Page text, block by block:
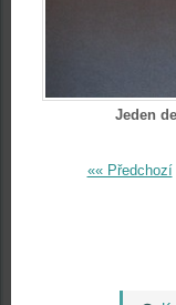
Jeden
«« Předchozí